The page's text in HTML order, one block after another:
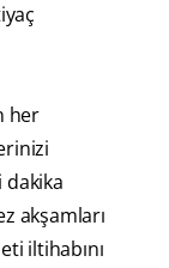
her
dakika
akşamları
iltihabını